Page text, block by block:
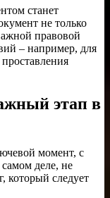
станет
не только
правовой
– например, для
этап в
момент, с
деле, не
который следует